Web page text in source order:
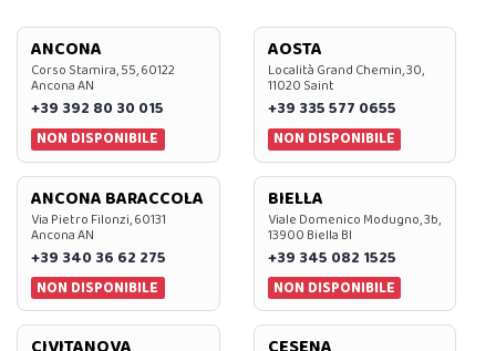
ANCONA
Corso Stamira, 55, 60122
Ancona AN
+39 392 80 30 015
NON DISPONIBILE
AOSTA
Località Grand Chemin, 30,
11020 Saint
+39 335 577 0655
NON DISPONIBILE
ANCONA BARACCOLA
Via Pietro Filonzi, 60131
Ancona AN
+39 340 36 62 275
NON DISPONIBILE
BIELLA
Viale Domenico Modugno, 3b,
13900 Biella BI
+39 345 082 1525
NON DISPONIBILE